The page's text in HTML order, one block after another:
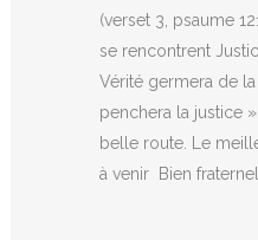
(verset 3, psaume
se rencontrent
Vérité germera de
penchera la justice
belle route. Le
à venir Bien